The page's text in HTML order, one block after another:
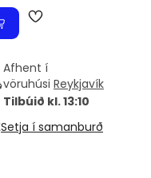
Afhent í
vöruhúsi Reykjavík
Tilbúið kl. 13:10
Setja í samanburð